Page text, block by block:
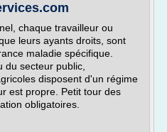
chaque travailleur ou
leurs ayants droits, sont
maladie spécifique.
du secteur public,
disposent d'un régime
est propre. Petit tour des
obligatoires.